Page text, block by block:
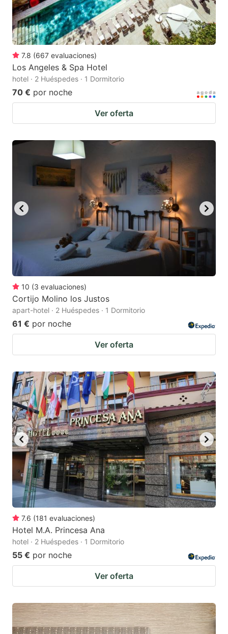
7.8 (667 evaluaciones)
Los Angeles & Spa Hotel
hotel · 2 Huéspedes · 1 Dormitorio
70 € por noche
Ver oferta
10 (3 evaluaciones)
Cortijo Molino los Justos
apart-hotel · 2 Huéspedes · 1 Dormitorio
61 € por noche
Ver oferta
7.6 (181 evaluaciones)
Hotel M.A. Princesa Ana
hotel · 2 Huéspedes · 1 Dormitorio
55 € por noche
Ver oferta